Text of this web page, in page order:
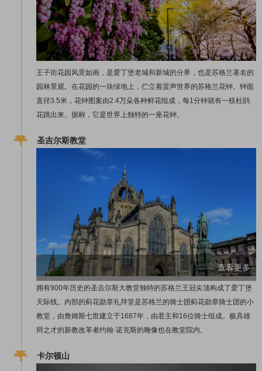
王子街花园风景如画，是爱丁堡老城和新城的分界，也是苏格兰著名的
园林景观。在花园的一块绿地上，伫立着蜚声世界的苏格兰花钟。钟面
直径3.5米，花钟图案由2.4万朵各种鲜花组成，每1分钟就有一枝杜鹃
花跳出来。据称，它是世界上独特的一座花钟。
圣吉尔斯教堂
查看更多
拥有900年历史的圣吉尔斯大教堂独特的苏格兰王冠尖顶构成了爱丁堡
天际线。内部的蓟花勋章礼拜堂是苏格兰的骑士团蓟花勋章骑士团的小
教堂，由詹姆斯七世建立于1687年，由君主和16位骑士组成。极具雄
辩之才的新教改革者约翰·诺克斯的雕像也在教堂院内。
卡尔顿山